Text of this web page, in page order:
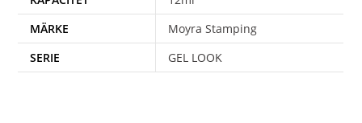
MÄRKE
Moyra Stamping
SERIE
GEL LOOK